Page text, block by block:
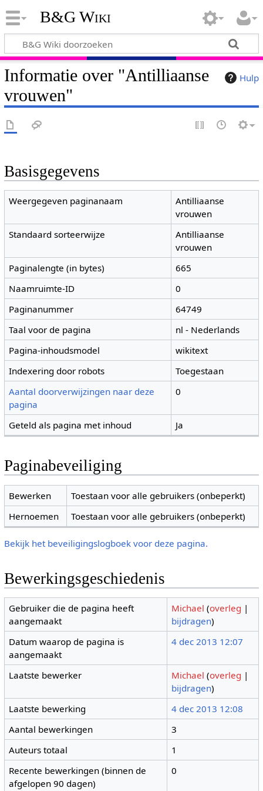
B&G Wiki
Hulp
Informatie over "Antilliaanse
vrouwen"
Basisgegevens
Weergegeven paginanaam
Antilliaanse
vrouwen
Standaard sorteerwijze
Antilliaanse
vrouwen
Paginalengte (in bytes)
665
Naamruimte-ID
0
Paginanummer
64749
Taal voor de pagina
nl - Nederlands
Pagina-inhoudsmodel
wikitext
Indexering door robots
Toegestaan
Aantal doorverwijzingen naar deze
pagina
0
Geteld als pagina met inhoud Ja
Paginabeveiliging
Bewerken
Toestaan voor alle gebruikers (onbeperkt)
Hernoemen
Toestaan voor alle gebruikers (onbeperkt)
Bekijk het beveiligingslogboek voor deze pagina.
Bewerkingsgeschiedenis
Gebruiker die de pagina heeft
aangemaakt
Michael (overleg |
bijdragen)
Datum waarop de pagina is
aangemaakt
4 dec 2013 12:07
Laatste bewerker Michael (overleg |
bijdragen)
Laatste bewerking
4 dec 2013 12:08
Aantal bewerkingen
3
Auteurs totaal
1
Recente bewerkingen (binnen de
afgelopen 90 dagen)
0